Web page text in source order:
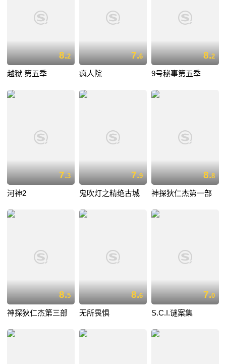
8.2
越狱 第五季
7.6
疯人院
8.2
9号秘事第五季
7.3
河神2
7.9
鬼吹灯之精绝古城
8.8
神探狄仁杰第一部
8.5
神探狄仁杰第三部
8.6
无所畏惧
7.0
S.C.I.谜案集